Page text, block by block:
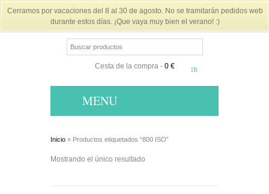
Cesta de la compra- 0 €
MENU
Inicio » Productos etiquetados “800 ISO”
Mostrando el único resultado
Cerramos por vacaciones del 8 al 30 de agosto. No se tramitarán pedidos web
durante estos días. ¡Que vaya muy bien el verano! :)